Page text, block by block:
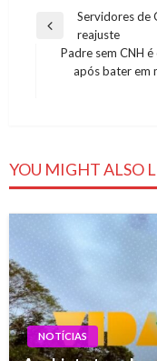
Navegação
Previous
Servidores de
reajuste
Next
Padre sem CNH
após bater em
YOU MIGHT ALSO
NOTÍCIAS